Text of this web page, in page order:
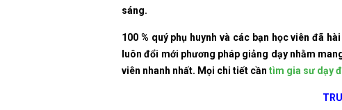
sáng.
100 % quý phụ huynh và các bạn học viên đã
luôn đổi mới phương pháp giảng dạy nhằm
viên nhanh nhất. Mọi chi tiết cần tìm gia sư dạy